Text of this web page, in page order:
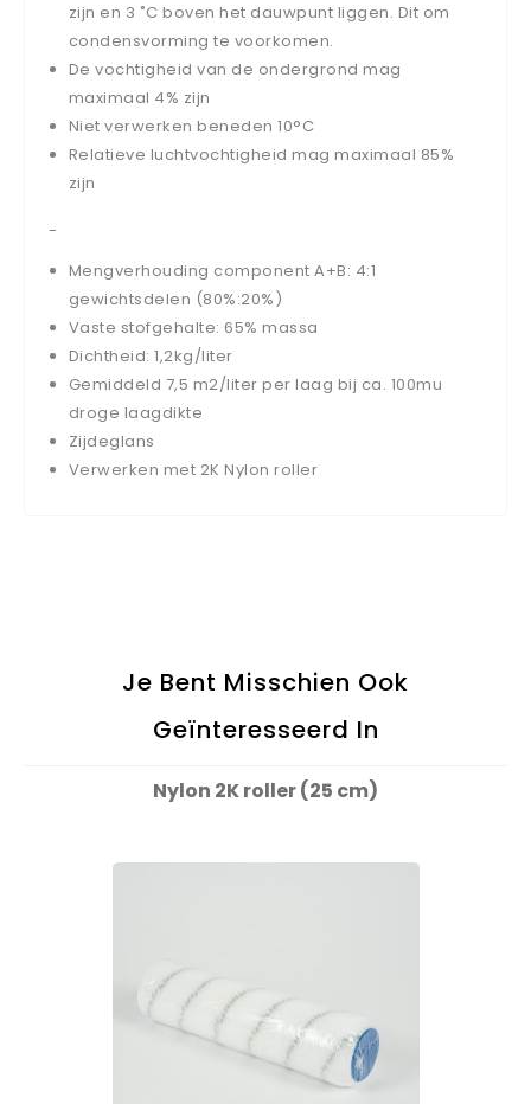
zijn en 3 ˚C boven het dauwpunt liggen. Dit om
condensvorming te voorkomen.
De vochtigheid van de ondergrond mag
maximaal 4% zijn
Niet verwerken beneden 10°C
Relatieve luchtvochtigheid mag maximaal 85%
zijn
-
Mengverhouding component A+B: 4:1
gewichtsdelen (80%:20%)
Vaste stofgehalte: 65% massa
Dichtheid: 1,2kg/liter
Gemiddeld 7,5 m2/liter per laag bij ca. 100mu
droge laagdikte
Zijdeglans
Verwerken met 2K Nylon roller
Je Bent Misschien Ook
Geïnteresseerd In
Nylon 2K roller (25 cm)